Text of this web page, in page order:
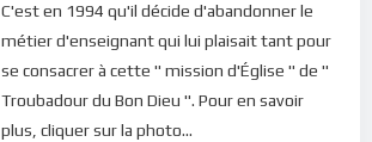
C'est en 1994 qu'il décide d'abandonner le
métier d'enseignant qui lui plaisait tant pour
se consacrer à cette " mission d'Église " de "
Troubadour du Bon Dieu ". Pour en savoir
plus, cliquer sur la photo...